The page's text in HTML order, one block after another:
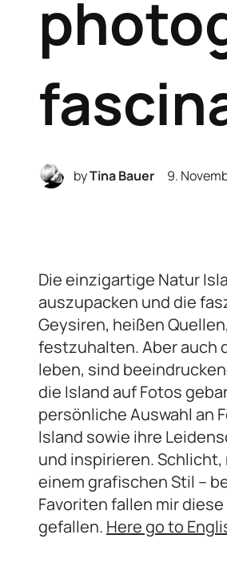
byTina Bauer 9.
Die einzigartige Natur
auszupacken und die
Geysiren, heißen
festzuhalten. Aber auch
leben, sind
die Island auf Fotos
persönliche Auswahl an
Island sowie ihre
und inspirieren.
einem grafischen Stil –
Favoriten fallen mir
gefallen. Here go to